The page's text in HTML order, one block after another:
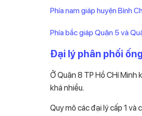
Phía nam giáp huyện Bình
Phía bắc giáp Quận 5 và
Đại lý phân phối
Ở Quận 8 TP Hồ CHí Minh
khá nhiều.
Quy mô các đại lý cấp 1 và